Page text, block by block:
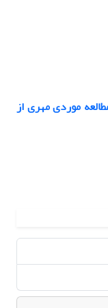
موردی مهری از